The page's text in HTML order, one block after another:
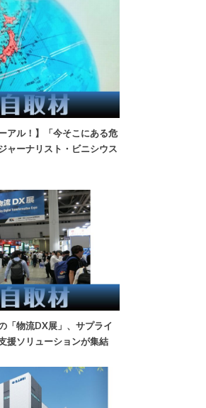
アル！】「今そこにある危
ーナリスト・ビニシウス
「物流DX展」、サプライ
援ソリューションが集結